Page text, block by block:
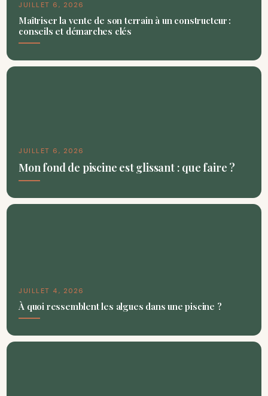
JUILLET 6, 2026
Maîtriser la vente de son terrain à un constructeur :
conseils et démarches clés
JUILLET 6, 2026
Mon fond de piscine est glissant : que faire ?
JUILLET 4, 2026
À quoi ressemblent les algues dans une piscine ?